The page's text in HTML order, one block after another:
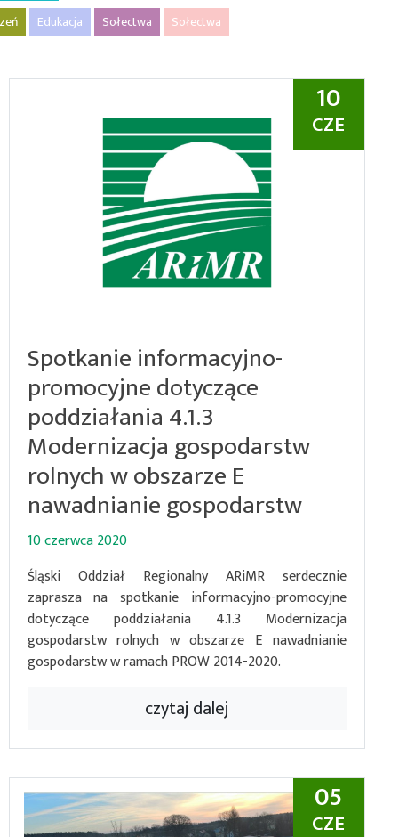
Edukacja Sołectwa Sołectwa
10
CZE
Spotkanie informacyjno-
promocyjne dotyczące
poddziałania 4.1.3
Modernizacja gospodarstw
rolnych w obszarze E
nawadnianie gospodarstw
10 czerwca 2020
Śląski Oddział Regionalny ARiMR serdecznie
zaprasza na spotkanie informacyjno-promocyjne
dotyczące poddziałania 4.1.3 Modernizacja
gospodarstw rolnych w obszarze E nawadnianie
gospodarstw w ramach PROW 2014-2020.
czytaj dalej
05
CZE